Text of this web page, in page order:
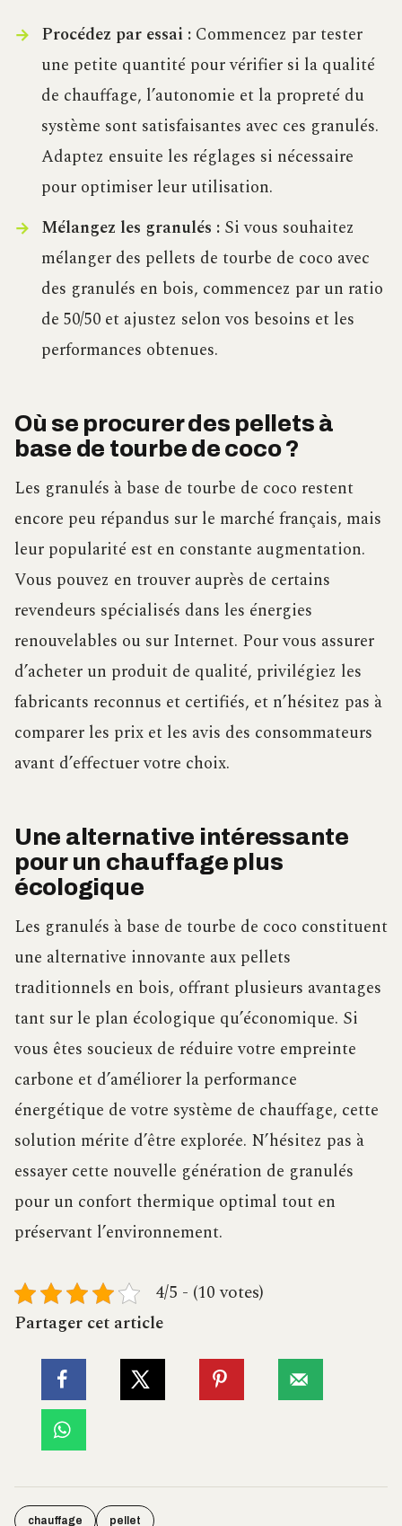
Procédez par essai :Commencez par tester
une petite quantité pour vérifier si la qualité
de chauffage, l’autonomie et la propreté du
système sont satisfaisantes avec ces granulés.
Adaptez ensuite les réglages si nécessaire
pour optimiser leur utilisation.
Mélangez les granulés :Si vous souhaitez
mélanger des pellets de tourbe de coco avec
des granulés en bois, commencez par un ratio
de 50/50 et ajustez selon vos besoins et les
performances obtenues.
Où se procurer des pellets à
base de tourbe de coco ?
Les granulés à base de tourbe de coco restent
encore peu répandus sur le marché français, mais
leur popularité est en constante augmentation.
Vous pouvez en trouver auprès de certains
revendeurs spécialisés dans les énergies
renouvelables ou sur Internet. Pour vous assurer
d’acheter un produit de qualité, privilégiez les
fabricants reconnus et certifiés, et n’hésitez pas à
comparer les prix et les avis des consommateurs
avant d’effectuer votre choix.
Une alternative intéressante
pour un chauffage plus
écologique
Les granulés à base de tourbe de coco constituent
une alternative innovante aux pellets
traditionnels en bois, offrant plusieurs avantages
tant sur le plan écologique qu’économique. Si
vous êtes soucieux de réduire votre empreinte
carbone et d’améliorer la performance
énergétique de votre système de chauffage, cette
solution mérite d’être explorée. N’hésitez pas à
essayer cette nouvelle génération de granulés
pour un confort thermique optimal tout en
préservant l’environnement.
4/5 - (10 votes)
Partager cet article
chauffage pellet